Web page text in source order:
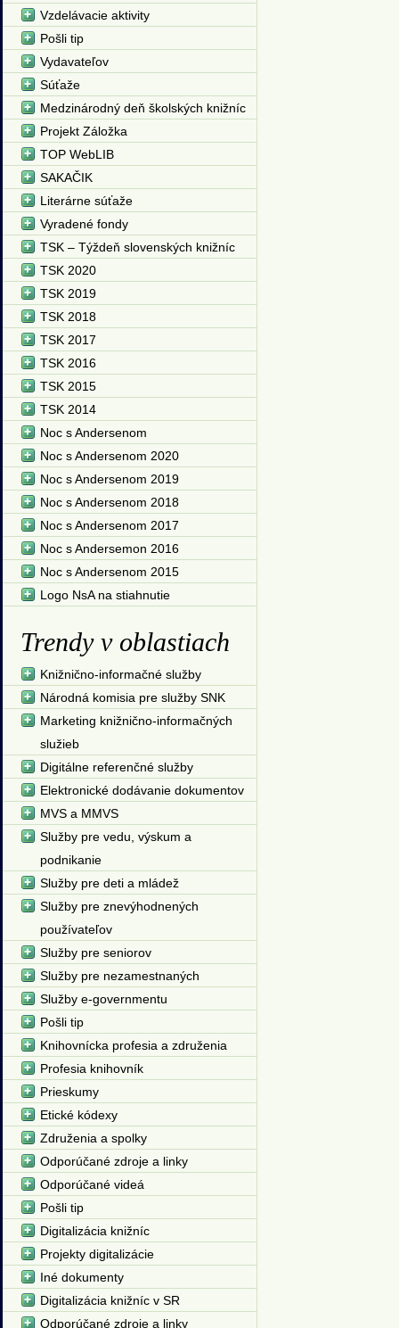
Vzdelávacie aktivity
Pošli tip
Vydavateľov
Súťaže
Medzinárodný deň školských knižníc
Projekt Záložka
TOP WebLIB
SAKAČIK
Literárne súťaže
Vyradené fondy
TSK – Týždeň slovenských knižníc
TSK 2020
TSK 2019
TSK 2018
TSK 2017
TSK 2016
TSK 2015
TSK 2014
Noc s Andersenom
Noc s Andersenom 2020
Noc s Andersenom 2019
Noc s Andersenom 2018
Noc s Andersenom 2017
Noc s Andersemon 2016
Noc s Andersenom 2015
Logo NsA na stiahnutie
Trendy v oblastiach
Knižnično-informačné služby
Národná komisia pre služby SNK
Marketing knižnično-informačných
služieb
Digitálne referenčné služby
Elektronické dodávanie dokumentov
MVS a MMVS
Služby pre vedu, výskum a
podnikanie
Služby pre deti a mládež
Služby pre znevýhodnených
používateľov
Služby pre seniorov
Služby pre nezamestnaných
Služby e-governmentu
Pošli tip
Knihovnícka profesia a združenia
Profesia knihovník
Prieskumy
Etické kódexy
Združenia a spolky
Odporúčané zdroje a linky
Odporúčané videá
Pošli tip
Digitalizácia knižníc
Projekty digitalizácie
Iné dokumenty
Digitalizácia knižníc v SR
Odporúčané zdroje a linky